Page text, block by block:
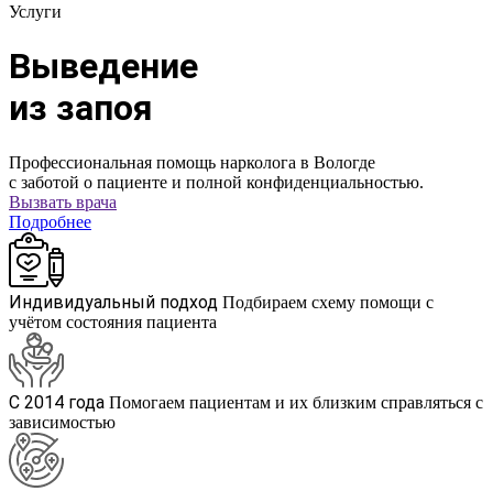
Услуги
Выведение
из запоя
Профессиональная помощь нарколога в Вологде
с заботой о пациенте и полной конфиденциальностью.
Вызвать врача
Подробнее
Индивидуальный подход Подбираем схему помощи с
учётом состояния пациента
С 2014 года Помогаем пациентам и их близким справляться с
зависимостью